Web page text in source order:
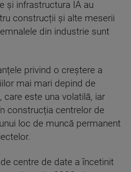
și infrastructura IA au
construcții și alte meserii
din industrie sunt
privind o creștere a
mai mari depind de
care este una volatilă, iar
construcția centrelor de
loc de muncă permanent
centre de date a încetinit